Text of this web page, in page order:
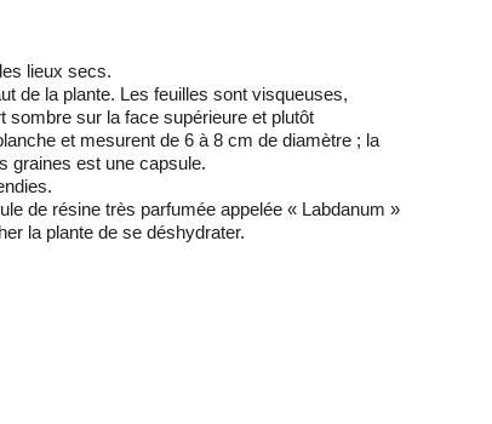
lieux secs.
de la plante. Les feuilles sont visqueuses,
sur la face supérieure et plutôt
et mesurent de 6 à 8 cm de diamètre ; la
graines est une capsule.
de résine très parfumée appelée « Labdanum »
la plante de se déshydrater.